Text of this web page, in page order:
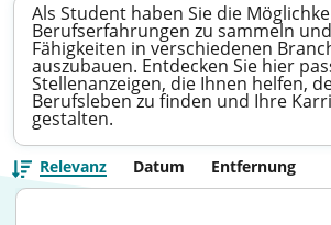
Als Student haben Sie die
Berufserfahrungen zu sammeln
Fähigkeiten in verschiedenen
auszubauen. Entdecken Sie hier
Stellenanzeigen, die Ihnen helfen,
Berufsleben zu finden und Ihre
gestalten.
Relevanz Datum Entfernung